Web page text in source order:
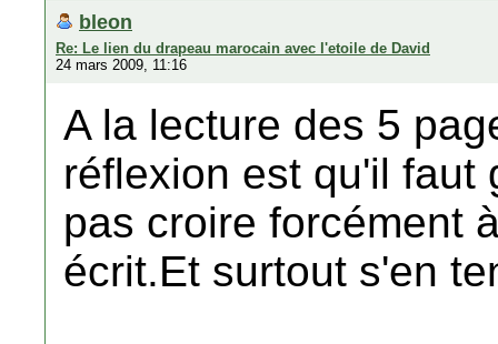
bleon
Re: Le lien du drapeau marocain avec l'etoile de David
24 mars 2009, 11:16
A la lecture des 5
réflexion est qu'il faut
pas croire forcément
écrit.Et surtout s'en